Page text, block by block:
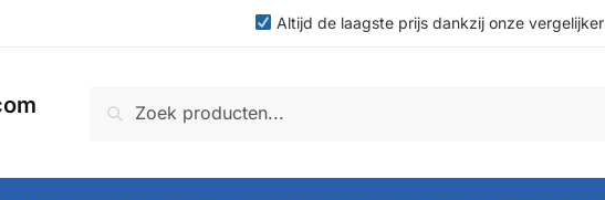
Altijd de laagste prijs dankzij onze vergelijker
naar:
Zoeken